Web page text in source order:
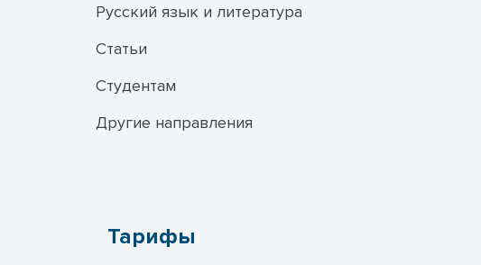
Русский язык и литература
Статьи
Студентам
Другие направления
Тарифы